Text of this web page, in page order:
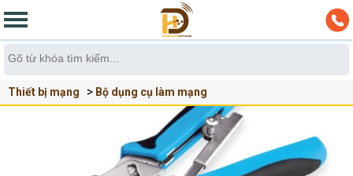
Thiết bị mạng Bộ dụng cụ làm mạng